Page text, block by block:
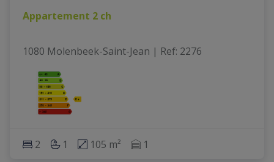
Appartement 2 ch
1080 Molenbeek-Saint-Jean | Ref: 2276
2 1 105 m² 1